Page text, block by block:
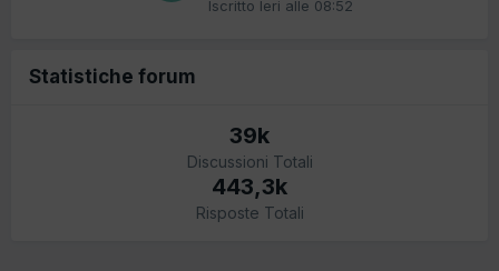
Iscritto Ieri alle 08:52
Statistiche forum
39k
Discussioni Totali
443,3k
Risposte Totali